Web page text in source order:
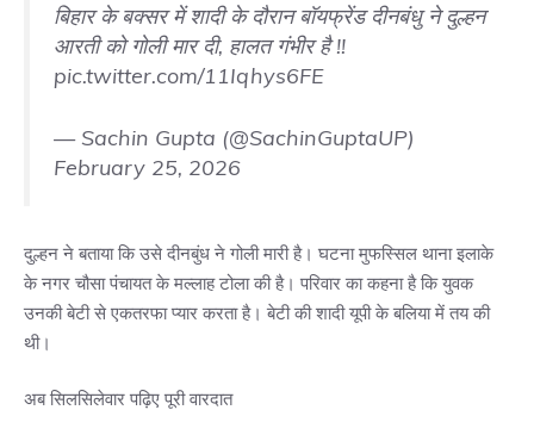
बिहार के बक्सर में शादी के दौरान बॉयफ्रेंड दीनबंधु ने दुल्हन
आरती को गोली मार दी, हालत गंभीर है !!
pic.twitter.com/11Iqhys6FE
— Sachin Gupta (@SachinGuptaUP)
February 25, 2026
दुल्हन ने बताया कि उसे दीनबुंध ने गोली मारी है। घटना मुफस्सिल थाना इलाके
के नगर चौसा पंचायत के मल्लाह टोला की है। परिवार का कहना है कि युवक
उनकी बेटी से एकतरफा प्यार करता है। बेटी की शादी यूपी के बलिया में तय की
थी।
अब सिलसिलेवार पढ़िए पूरी वारदात